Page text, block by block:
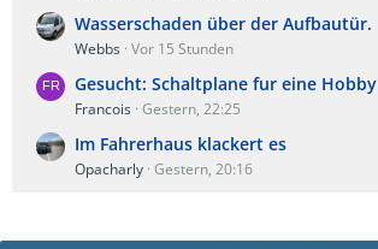
Wasserschaden über der Aufbautür.
Webbs Vor 15 Stunden
Gesucht: Schaltplane fur eine
Francois Gestern, 22:25
Im Fahrerhaus klackert es
Opacharly Gestern, 20:16